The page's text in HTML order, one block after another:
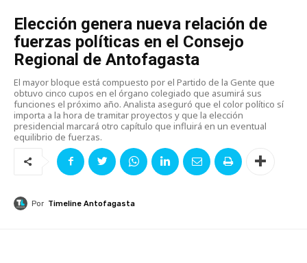
Elección genera nueva relación de
fuerzas políticas en el Consejo
Regional de Antofagasta
El mayor bloque está compuesto por el Partido de la Gente que
obtuvo cinco cupos en el órgano colegiado que asumirá sus
funciones el próximo año. Analista aseguró que el color político sí
importa a la hora de tramitar proyectos y que la elección
presidencial marcará otro capítulo que influirá en un eventual
equilibrio de fuerzas.
Por Timeline Antofagasta